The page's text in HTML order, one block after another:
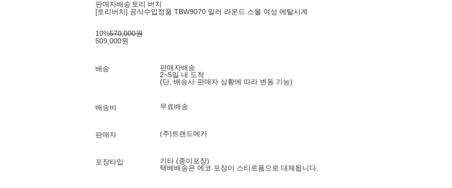
판매자배송 토리 버치
[토리버치] 공식수입정품 TBW9070 밀러 라운드 스몰 여성 메탈시계
10%570,000원
509,000원
배송
판매자배송
2~5일 내 도착
(단, 배송사·판매자 상황에 따라 변동 가능)
배송비 무료배송
판매자 (주)트랜드메카
포장타입
기타 (종이포장)
택배배송은 에코 포장이 스티로폼으로 대체됩니다.